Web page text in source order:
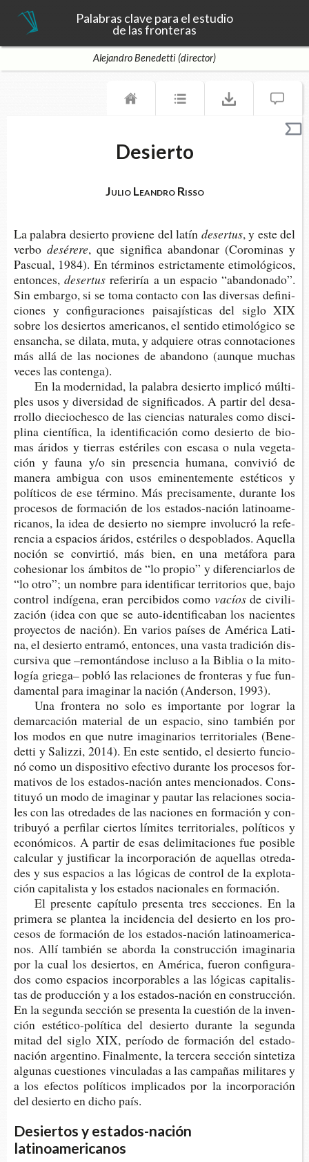
Palabras clave para el estudio
de las fronteras
Alejandro Benedetti (director)
Desierto
Julio Leandro Risso
La pala­bra desier­to pro­vie­ne del latín desertus, y este del
verbo desérere, que sig­ni­fi­ca aban­do­nar (Coro­mi­nas y
Pas­cual, 1984). En tér­mi­nos estric­ta­men­te eti­mo­ló­gi­cos,
entonces,desertus refe­ri­ría a un espa­cio “aban­do­na­do”.
Sin embar­go, si se toma con­tac­to con las diver­sas defi­ni­
cio­nes y con­fi­gu­ra­cio­nes pai­sa­jís­ti­cas del siglo XIX
sobre los desier­tos ame­ri­ca­nos, el sen­ti­do eti­mo­ló­gi­co se
ensan­cha, se dila­ta, muta, y adquie­re otras con­no­ta­cio­nes
más allá de las nocio­nes de aban­dono (aun­que muchas
veces las contenga).
En la moder­ni­dad, la pala­bra desier­to impli­có múl­ti­
ples usos y diver­si­dad de sig­ni­fi­ca­dos. A par­tir del desa­
rro­llo die­ci­oches­co de las cien­cias natu­ra­les como dis­ci­
pli­na cien­tí­fi­ca, la iden­ti­fi­ca­ción como desier­to de bio­
mas ári­dos y tie­rras esté­ri­les con esca­sa o nula vege­ta­
ción y fauna y/o sin pre­sen­cia huma­na, con­vi­vió de
mane­ra ambi­gua con usos emi­nen­te­men­te esté­ti­cos y
polí­ti­cos de ese tér­mino. Más pre­ci­sa­men­te, duran­te los
pro­ce­sos de for­ma­ción de los estados-​nación lati­noa­me­
ri­ca­nos, la idea de desier­to no siem­pre invo­lu­cró la refe­
ren­cia a espa­cios ári­dos, esté­ri­les o des­po­bla­dos. Aque­lla
noción se con­vir­tió, más bien, en una metá­fo­ra para
cohe­sio­nar los ámbi­tos de “lo pro­pio” y dife­ren­ciar­los de
“lo otro”; un nom­bre para iden­ti­fi­car terri­to­rios que, bajo
con­trol indí­ge­na, eran per­ci­bi­dos como vacíosde civi­li­
za­ción (idea con que se auto-​identificaban los nacien­tes
pro­yec­tos de nación). En varios paí­ses de Amé­ri­ca Lati­
na, el desier­to entra­mó, enton­ces, una vasta tra­di­ción dis­
cur­si­va que –remon­tán­do­se inclu­so a la Biblia o la mito­
lo­gía grie­ga– pobló las rela­cio­nes de fron­te­ras y fue fun­
da­men­tal para ima­gi­nar la nación (Ander­son, 1993).
Una fron­te­ra no solo es impor­tan­te por lograr la
demar­ca­ción mate­rial de un espa­cio, sino tam­bién por
los modos en que nutre ima­gi­na­rios terri­to­ria­les (Bene­
det­ti y Saliz­zi, 2014). En este sen­ti­do, el desier­to fun­cio­
nó como un dis­po­si­ti­vo efec­ti­vo duran­te los pro­ce­sos for­
ma­ti­vos de los estados-​nación antes men­cio­na­dos. Cons­
ti­tu­yó un modo de ima­gi­nar y pau­tar las rela­cio­nes socia­
les con las otre­da­des de las nacio­nes en for­ma­ción y con­
tri­bu­yó a per­fi­lar cier­tos lími­tes terri­to­ria­les, polí­ti­cos y
eco­nó­mi­cos. A par­tir de esas deli­mi­ta­cio­nes fue posi­ble
cal­cu­lar y jus­ti­fi­car la incor­po­ra­ción de aque­llas otre­da­
des y sus espa­cios a las lógi­cas de con­trol de la explo­ta­
ción capi­ta­lis­ta y los esta­dos nacio­na­les en formación.
El pre­sen­te capí­tu­lo pre­sen­ta tres sec­cio­nes. En la
pri­me­ra se plan­tea la inci­den­cia del desier­to en los pro­
ce­sos de for­ma­ción de los estados-​nación lati­noa­me­ri­ca­
nos. Allí tam­bién se abor­da la cons­truc­ción ima­gi­na­ria
por la cual los desier­tos, en Amé­ri­ca, fue­ron con­fi­gu­ra­
dos como espa­cios incor­po­ra­bles a las lógi­cas capi­ta­lis­
tas de pro­duc­ción y a los estados-​nación en cons­truc­ción.
En la segun­da sec­ción se pre­sen­ta la cues­tión de la inven­
ción estético-​política del desier­to duran­te la segun­da
mitad del siglo XIX, perío­do de for­ma­ción del estado-​
nación argen­tino. Final­men­te, la ter­ce­ra sec­ción sin­te­ti­za
algu­nas cues­tio­nes vin­cu­la­das a las cam­pa­ñas mili­ta­res y
a los efec­tos polí­ti­cos impli­ca­dos por la incor­po­ra­ción
del desier­to en dicho país.
Desiertos y estados-nación
latinoamericanos